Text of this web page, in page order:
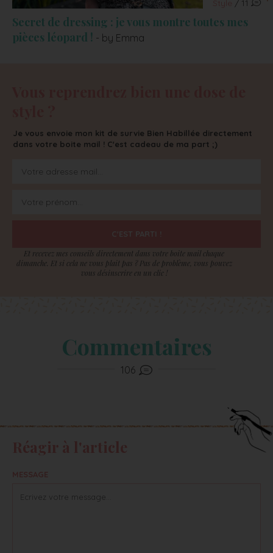
/ 11
Secret de dressing : je vous montre toutes mes
pièces léopard ! - by Emma
Je vous envoie mon kit de survie Bien Habillée directement
dans votre boite mail ! C'est cadeau de ma part ;)
Et recevez mes conseils directement dans votre boite mail chaque
dimanche. Et si cela ne vous plait pas ? Pas de problème, vous pouvez
vous désinscrire en un clic !
Commentaires
106